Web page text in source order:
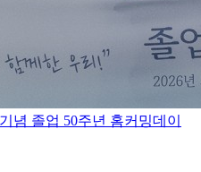
념 졸업 50주년 홈커밍데이